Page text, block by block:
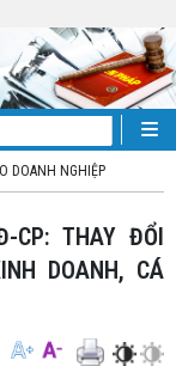
DOANH NGHIỆP
DOANH, CÁ